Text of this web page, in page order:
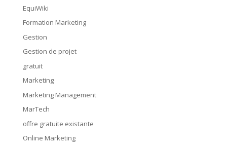
EquiWiki
Formation Marketing
Gestion
Gestion de projet
gratuit
Marketing
Marketing Management
MarTech
offre gratuite existante
Online Marketing